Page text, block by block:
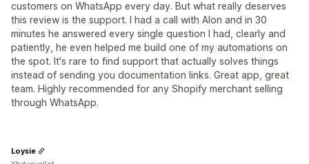
customers on WhatsApp every day. But what really deserves
this review is the support. I had a call with Alon and in 30
minutes he answered every single question I had, clearly and
patiently, he even helped me build one of my automations on
the spot. It's rare to find support that actually solves things
instead of sending you documentation links. Great app, great
team. Highly recommended for any Shopify merchant selling
through WhatsApp.
Loysie